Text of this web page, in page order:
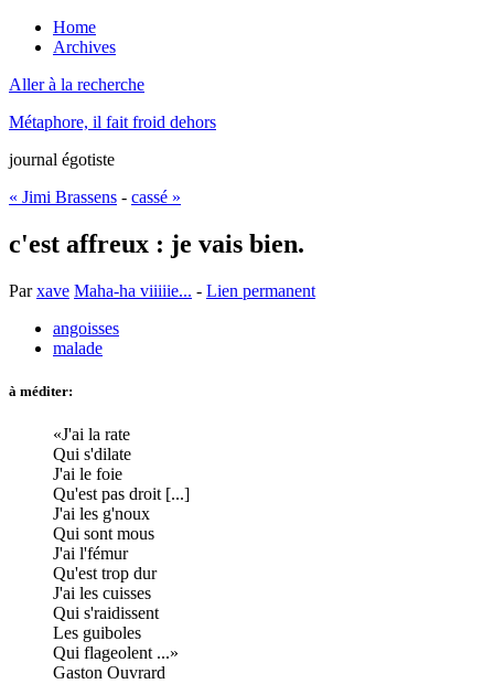
Home
Archives
Aller à la recherche
Métaphore, il fait froid dehors
journal égotiste
« Jimi Brassens - cassé »
c'est affreux : je vais bien.
Parxave Maha-ha viiiiie... - Lien permanent
angoisses
malade
à méditer:
J'ai la rate
Qui s'dilate
J'ai le foie
Qu'est pas droit [...]
J'ai les g'noux
Qui sont mous
J'ai l'fémur
Qu'est trop dur
J'ai les cuisses
Qui s'raidissent
Les guiboles
Qui flageolent ...
Gaston Ouvrard